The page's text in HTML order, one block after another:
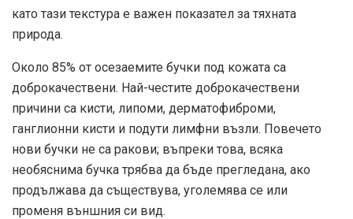
като тази текстура е важен показател за тяхната
природа.
Около 85% от осезаемите бучки под кожата са
доброкачествени. Най-честите доброкачествени
причини са кисти, липоми, дерматофиброми,
ганглионни кисти и подути лимфни възли. Повечето
нови бучки не са ракови; въпреки това, всяка
необяснима бучка трябва да бъде прегледана, ако
продължава да съществува, уголемява се или
променя външния си вид.